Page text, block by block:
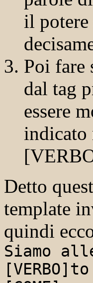
il potere
Poi fare
dal tag
essere
indicato
Detto
template
quindi
Siamo